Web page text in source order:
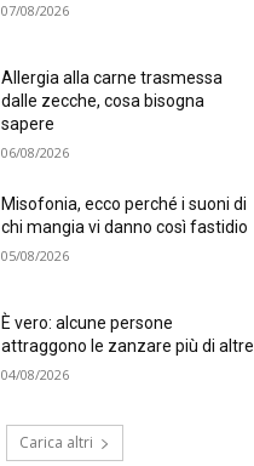
07/08/2026
Allergia alla carne trasmessa
dalle zecche, cosa bisogna
sapere
06/08/2026
Misofonia, ecco perché i suoni di
chi mangia vi danno così fastidio
05/08/2026
È vero: alcune persone
attraggono le zanzare più di altre
04/08/2026
Carica altri